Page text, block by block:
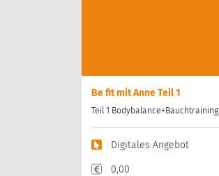
Be fit mit Anne Teil 1
Teil 1 Bodybalance+Bauchtraining
Digitales Angebot
0,00